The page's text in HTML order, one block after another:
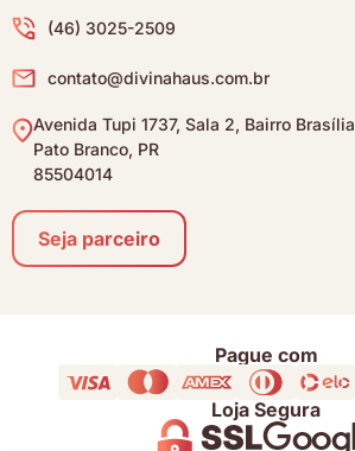
(46) 3025-2509
contato@divinahaus.com.br
Avenida Tupi 1737, Sala 2, Bairro Brasília
Pato Branco, PR
85504014
Seja parceiro
Pague com
Loja Segura